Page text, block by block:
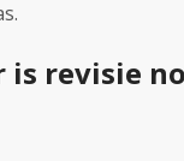
is revisie